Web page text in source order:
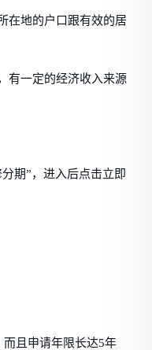
在地的户口跟有效的居
有一定的经济收入来源
期”，进入后点击立即
且申请年限长达5年